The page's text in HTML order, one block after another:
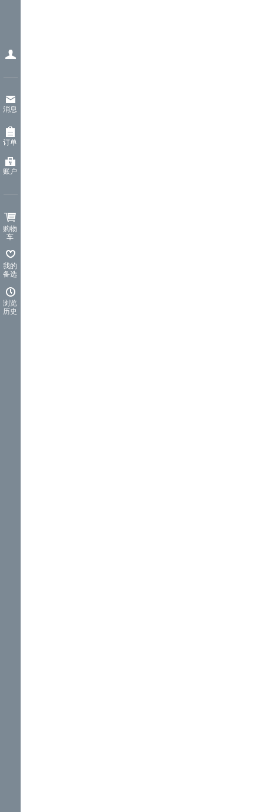
消息
订单
账户
购物
车
我的
备选
浏览
历史